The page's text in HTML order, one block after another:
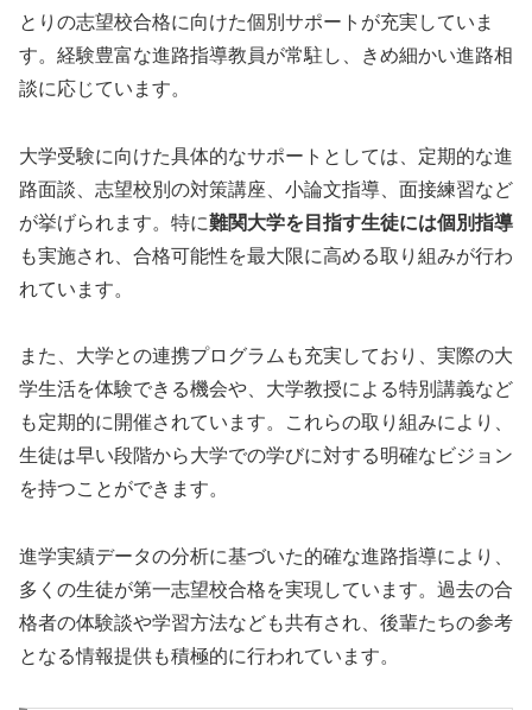
とりの志望校合格に向けた個別サポートが充実していま
す。経験豊富な進路指導教員が常駐し、きめ細かい進路相
談に応じています。
大学受験に向けた具体的なサポートとしては、定期的な進
路面談、志望校別の対策講座、小論文指導、面接練習など
が挙げられます。特に難関大学を目指す生徒には個別指導
も実施され、合格可能性を最大限に高める取り組みが行わ
れています。
また、大学との連携プログラムも充実しており、実際の大
学生活を体験できる機会や、大学教授による特別講義など
も定期的に開催されています。これらの取り組みにより、
生徒は早い段階から大学での学びに対する明確なビジョン
を持つことができます。
進学実績データの分析に基づいた的確な進路指導により、
多くの生徒が第一志望校合格を実現しています。過去の合
格者の体験談や学習方法なども共有され、後輩たちの参考
となる情報提供も積極的に行われています。